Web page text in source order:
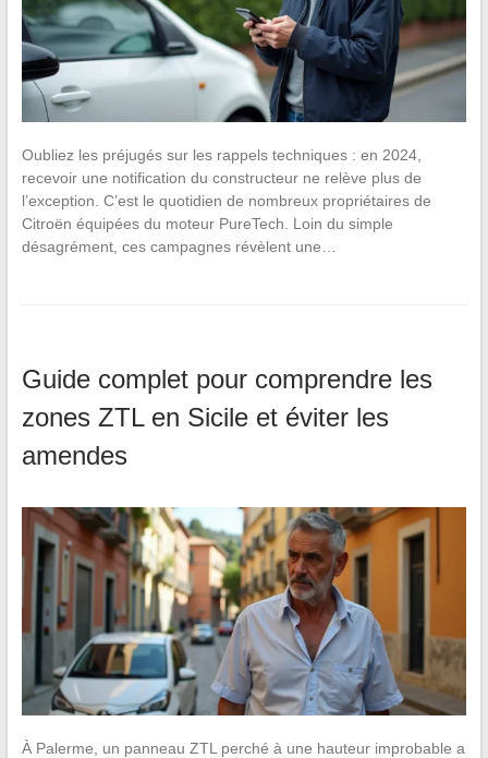
Oubliez les préjugés sur les rappels techniques : en 2024,
recevoir une notification du constructeur ne relève plus de
l’exception. C’est le quotidien de nombreux propriétaires de
Citroën équipées du moteur PureTech. Loin du simple
désagrément, ces campagnes révèlent une…
Guide complet pour comprendre les
zones ZTL en Sicile et éviter les
amendes
À Palerme, un panneau ZTL perché à une hauteur improbable a